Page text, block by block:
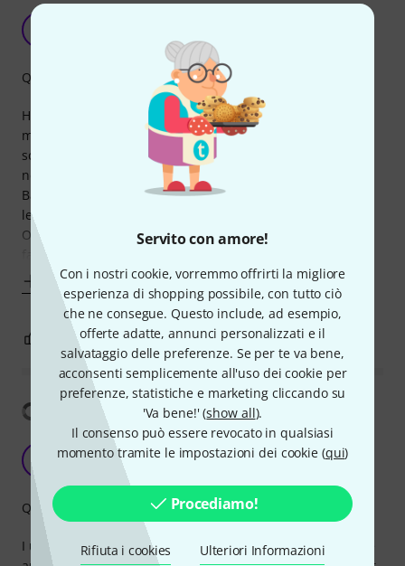
Servito con amore!
Con i nostri cookie, vorremmo offrirti la migliore
esperienza di shopping possibile, con tutto ciò
che ne consegue. Questo include, ad esempio,
offerte adatte, annunci personalizzati e il
salvataggio delle preferenze. Se per te va bene,
acconsenti semplicemente all'uso dei cookie per
preferenze, statistiche e marketing cliccando su
'Va bene!' (show all).
Il consenso può essere revocato in qualsiasi
momento tramite le impostazioni dei cookie (qui)
Procediamo!
Rifiuta i cookies Ulteriori Informazioni
Anonimo 10.09.2016
Ho acquistato questo cavo per poter collegare il Kemper al
mio computer senza necessariamente passare per la
scheda audio esterna. Il cavo è di ottima fattura e non da
nessun problema.
Basta collegarlo all'uscita cuffie sia di un pc/mac sia di un
lettore mp3 o smartphone e il gioco è fatto.
Ora riesco a suonare con il mio kemper anche in cuffia
facendo
Mostra altro
Qualità
0 SEGNALA UN ABUSO
Mostra traduzione
Decent cable
I use this cable for connecting my Korg Volca Sample to the
Qualità